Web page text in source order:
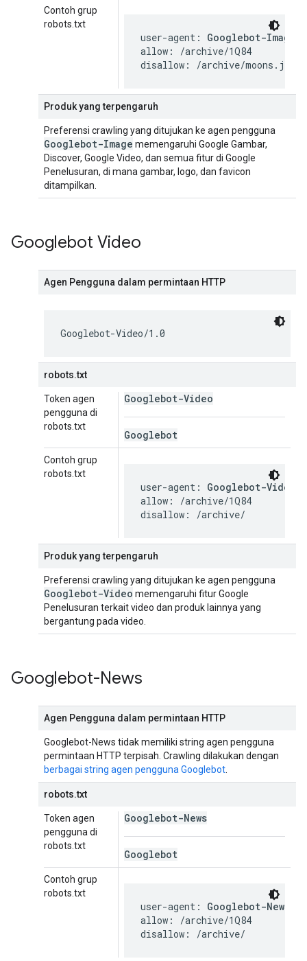
Contoh grup
robots.txt
user-agent: Googlebot-Image
allow: /archive/1Q84
disallow: /archive/moons.jpg
Produk yang terpengaruh
Preferensi crawling yang ditujukan ke agen pengguna
Googlebot-Image memengaruhi Google Gambar,
Discover, Google Video, dan semua fitur di Google
Penelusuran, di mana gambar, logo, dan favicon
ditampilkan.
Googlebot Video
Agen Pengguna dalam permintaan HTTP
Googlebot-Video/1.0
robots.txt
Token agen
pengguna di
robots.txt
Googlebot-Video
Googlebot
Contoh grup
robots.txt
user-agent: Googlebot-Video
allow: /archive/1Q84
disallow: /archive/
Produk yang terpengaruh
Preferensi crawling yang ditujukan ke agen pengguna
Googlebot-Video memengaruhi fitur Google
Penelusuran terkait video dan produk lainnya yang
bergantung pada video.
Googlebot-News
Agen Pengguna dalam permintaan HTTP
Googlebot-News tidak memiliki string agen pengguna
permintaan HTTP terpisah. Crawling dilakukan dengan
berbagai string agen pengguna Googlebot
robots.txt
Token agen
pengguna di
robots.txt
Googlebot-News
Googlebot
Contoh grup
robots.txt
user-agent: Googlebot-News
allow: /archive/1Q84
disallow: /archive/